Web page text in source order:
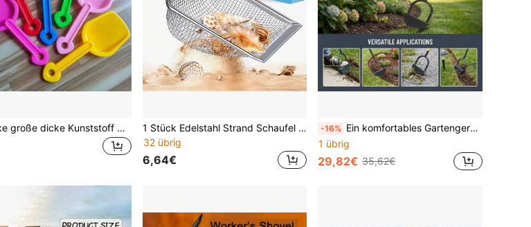
8 Stücke große dicke Kunststoff Allzweck-Strandschaufel, Schneeschaufel, Sandschaufeln-Spielzeug
1 Stück Edelstahl Strand Schaufel mit Mehrzweck Mesh Filter - Garten Erde Sieb mit Griff - Garten Sieber, Strand Sieb Schaufel für Muschelsuche, Haifischzahn Sieben, ideal für Sand, Steine, Erde, Kompost - perfekt für den Garteneinsatz
32 übrig
6,64€
-16% Ein komfortables Gartengerät, konzipiert für Kantenbearbeitung, mit einem halben Schaufelkopf und einer gezackten Klinge, geeignet für manuelles Trimmen und Unkrautjäten
1 übrig
29,82€ 35,62€